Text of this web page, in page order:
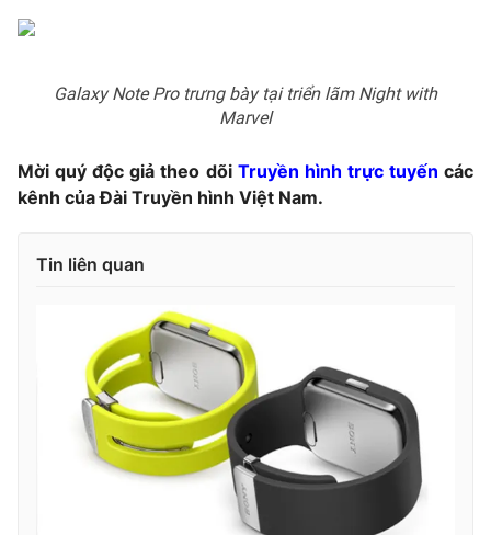
Galaxy Note Pro trưng bày tại triển lãm Night with
Marvel
Mời quý độc giả theo dõi Truyền hình trực tuyến các
kênh của Đài Truyền hình Việt Nam.
Tin liên quan